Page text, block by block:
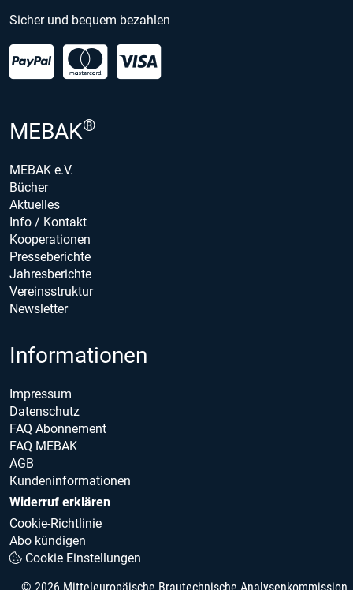
Sicher und bequem bezahlen
MEBAK®
MEBAK e.V.
Bücher
Aktuelles
Info / Kontakt
Kooperationen
Presseberichte
Jahresberichte
Vereinsstruktur
Newsletter
Informationen
Impressum
Datenschutz
FAQ Abonnement
FAQ MEBAK
AGB
Kundeninformationen
Widerruf erklären
Cookie-Richtlinie
Abo kündigen
Cookie Einstellungen